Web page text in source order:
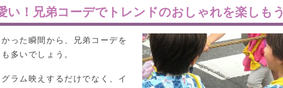
い！兄弟コーデでトレンドのおしゃれを楽しもう
った瞬間から、兄弟コーデを
多いでしょう。
ラム映えするだけでなく、イ